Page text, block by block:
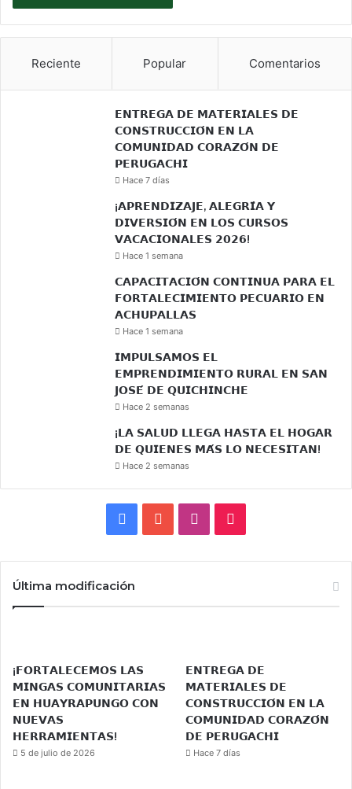
Reciente Popular Comentarios
𝗘𝗡𝗧𝗥𝗘𝗚𝗔 𝗗𝗘 𝗠𝗔𝗧𝗘𝗥𝗜𝗔𝗟𝗘𝗦 𝗗𝗘
𝗖𝗢𝗡𝗦𝗧𝗥𝗨𝗖𝗖𝗜𝗢́𝗡 𝗘𝗡 𝗟𝗔
𝗖𝗢𝗠𝗨𝗡𝗜𝗗𝗔𝗗 𝗖𝗢𝗥𝗔𝗭𝗢́𝗡 𝗗𝗘
𝗣𝗘𝗥𝗨𝗚𝗔𝗖𝗛𝗜
Hace 7 días
¡𝗔𝗣𝗥𝗘𝗡𝗗𝗜𝗭𝗔𝗝𝗘, 𝗔𝗟𝗘𝗚𝗥𝗜́𝗔 𝗬
𝗗𝗜𝗩𝗘𝗥𝗦𝗜𝗢́𝗡 𝗘𝗡 𝗟𝗢𝗦 𝗖𝗨𝗥𝗦𝗢𝗦
𝗩𝗔𝗖𝗔𝗖𝗜𝗢𝗡𝗔𝗟𝗘𝗦 𝟮𝟬𝟮𝟲!
Hace 1 semana
𝗖𝗔𝗣𝗔𝗖𝗜𝗧𝗔𝗖𝗜𝗢́𝗡 𝗖𝗢𝗡𝗧𝗜𝗡𝗨𝗔 𝗣𝗔𝗥𝗔 𝗘𝗟
𝗙𝗢𝗥𝗧𝗔𝗟𝗘𝗖𝗜𝗠𝗜𝗘𝗡𝗧𝗢 𝗣𝗘𝗖𝗨𝗔𝗥𝗜𝗢 𝗘𝗡
𝗔𝗖𝗛𝗨𝗣𝗔𝗟𝗟𝗔𝗦
Hace 1 semana
𝗜𝗠𝗣𝗨𝗟𝗦𝗔𝗠𝗢𝗦 𝗘𝗟
𝗘𝗠𝗣𝗥𝗘𝗡𝗗𝗜𝗠𝗜𝗘𝗡𝗧𝗢 𝗥𝗨𝗥𝗔𝗟 𝗘𝗡 𝗦𝗔𝗡
𝗝𝗢𝗦𝗘́ 𝗗𝗘 𝗤𝗨𝗜𝗖𝗛𝗜𝗡𝗖𝗛𝗘
Hace 2 semanas
¡𝗟𝗔 𝗦𝗔𝗟𝗨𝗗 𝗟𝗟𝗘𝗚𝗔 𝗛𝗔𝗦𝗧𝗔 𝗘𝗟 𝗛𝗢𝗚𝗔𝗥
𝗗𝗘 𝗤𝗨𝗜𝗘𝗡𝗘𝗦 𝗠𝗔́𝗦 𝗟𝗢 𝗡𝗘𝗖𝗘𝗦𝗜𝗧𝗔𝗡!
Hace 2 semanas
FacebookYouTubeInstagram
Última modificación
¡𝗙𝗢𝗥𝗧𝗔𝗟𝗘𝗖𝗘𝗠𝗢𝗦 𝗟𝗔𝗦
𝗠𝗜𝗡𝗚𝗔𝗦 𝗖𝗢𝗠𝗨𝗡𝗜𝗧𝗔𝗥𝗜𝗔𝗦
𝗘𝗡 𝗛𝗨𝗔𝗬𝗥𝗔𝗣𝗨𝗡𝗚𝗢 𝗖𝗢𝗡
𝗡𝗨𝗘𝗩𝗔𝗦
𝗛𝗘𝗥𝗥𝗔𝗠𝗜𝗘𝗡𝗧𝗔𝗦!
5 de julio de 2026
𝗘𝗡𝗧𝗥𝗘𝗚𝗔 𝗗𝗘
𝗠𝗔𝗧𝗘𝗥𝗜𝗔𝗟𝗘𝗦 𝗗𝗘
𝗖𝗢𝗡𝗦𝗧𝗥𝗨𝗖𝗖𝗜𝗢́𝗡 𝗘𝗡 𝗟𝗔
𝗖𝗢𝗠𝗨𝗡𝗜𝗗𝗔𝗗 𝗖𝗢𝗥𝗔𝗭𝗢́𝗡
𝗗𝗘 𝗣𝗘𝗥𝗨𝗚𝗔𝗖𝗛𝗜
Hace 7 días